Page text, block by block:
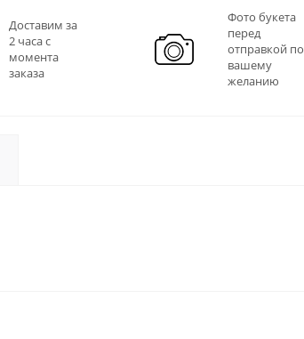
Доставим за
2 часа с
момента
заказа
Фото букета
перед
отправкой по
вашему
желанию